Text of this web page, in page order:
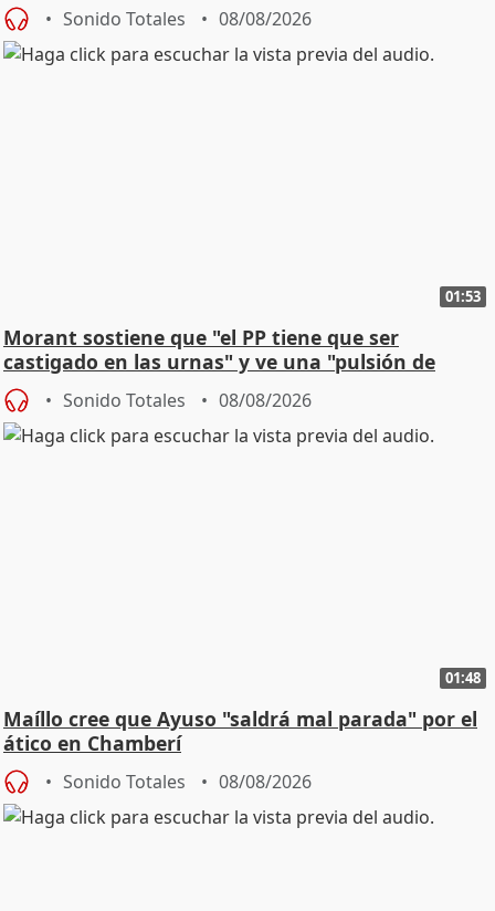
Sonido Totales 08/08/2026
01:53
Morant sostiene que "el PP tiene que ser
castigado en las urnas" y ve una "pulsión de
cambio"
Sonido Totales 08/08/2026
01:48
Maíllo cree que Ayuso "saldrá mal parada" por el
ático en Chamberí
Sonido Totales 08/08/2026